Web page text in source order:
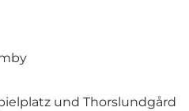
und Thorslundgård